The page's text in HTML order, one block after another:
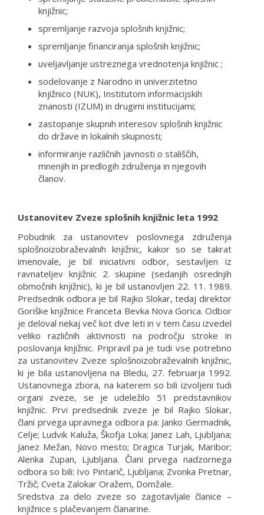
knjižnic;
spremljanje razvoja splošnih knjižnic;
spremljanje financiranja splošnih knjižnic;
uveljavljanje ustreznega vrednotenja knjižnic ;
sodelovanje z Narodno in univerzitetno
knjižnico (NUK), Institutom informacijskih
znanosti (IZUM) in drugimi institucijami;
zastopanje skupnih interesov splošnih knjižnic
do države in lokalnih skupnosti;
informiranje različnih javnosti o stališčih,
mnenjih in predlogih združenja in njegovih
članov.
Ustanovitev Zveze splošnih knjižnic leta 1992
Pobudnik za ustanovitev poslovnega združenja
splošnoizobraževalnih knjižnic, kakor so se takrat
imenovale, je bil iniciativni odbor, sestavljen iz
ravnateljev knjižnic 2. skupine (sedanjih osrednjih
območnih knjižnic), ki je bil ustanovljen 22. 11. 1989.
Predsednik odbora je bil Rajko Slokar, tedaj direktor
Goriške knjižnice Franceta Bevka Nova Gorica. Odbor
je deloval nekaj več kot dve leti in v tem času izvedel
veliko različnih aktivnosti na področju stroke in
poslovanja knjižnic. Pripravil pa je tudi vse potrebno
za ustanovitev Zveze splošnoizobraževalnih knjižnic,
ki je bila ustanovljena na Bledu, 27. februarja 1992.
Ustanovnega zbora, na katerem so bili izvoljeni tudi
organi zveze, se je udeležilo 51 predstavnikov
knjižnic. Prvi predsednik zveze je bil Rajko Slokar,
člani prvega upravnega odbora pa: Janko Germadnik,
Celje; Ludvik Kaluža, Škofja Loka; Janez Lah, Ljubljana;
Janez Mežan, Novo mesto; Dragica Turjak, Maribor;
Alenka Zupan, Ljubljana. Člani prvega nadzornega
odbora so bili: Ivo Pintarič, Ljubljana; Zvonka Pretnar,
Tržič; Cveta Zalokar Oražem, Domžale.
Sredstva za delo zveze so zagotavljale članice –
knjižnice s plačevanjem članarine.